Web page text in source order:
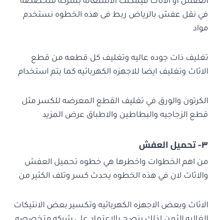
في نقل عفش بالرياض ربط فى هذه الخطوه نستخدم
مواد
تغليف ذات جوده عاليه وتغليف كل قطعه من قطع
الاثاث وتغليف ايضا للاجهزه الكهربائيه كما يتم استخدام
الكرتون والورق في تغليف القطع المعرضه للكسر مثل
قطع الزجاجيه والبطاطين والاطباق عرض المزيد
٣- تحميل العفش
من اهم الخطوات واخطرها هي خطوه تحميل العفش
والاثاث لان في هذه الخطوه يحدث كسر وتلف الكثير من
الاثاث وبعض الاجهزه الكهربائيه وتكسير بعض الانتيكات